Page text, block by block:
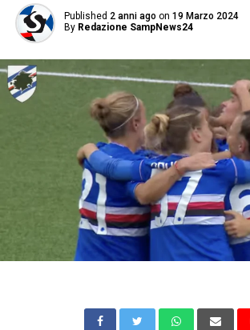
Published 2 anni ago on 19 Marzo 2024
By Redazione SampNews24